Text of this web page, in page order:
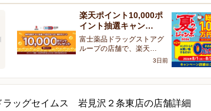
楽天ポイント10,000ポ
イント抽選キャン…
富士薬品ドラッグストアグ
ループの店舗で、楽天…
3日前
ラッグセイムス 岩見沢２条東店の店舗詳細